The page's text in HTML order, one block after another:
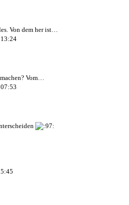
Von dem her ist…
Vom…